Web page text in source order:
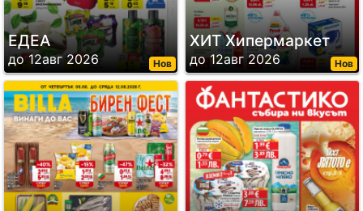
Нов
ЕДЕА
до 12авг 2026 Нов
ХИТ Хипермаркет
до 12авг 2026